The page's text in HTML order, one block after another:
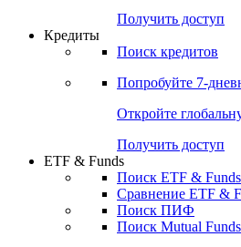
Попробуйте7-
Откройте
Получить доступ
Поиск кредитов
Попробуйте7-
Откройте
Получить доступ
ETF & Funds